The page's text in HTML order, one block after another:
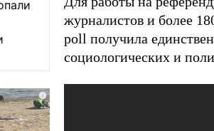
журналистов и более
poll получила
социологических и